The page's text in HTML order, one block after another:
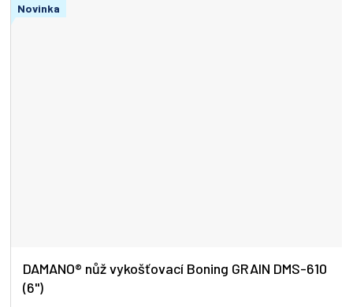
Novinka
DAMANO® nůž vykošťovací Boning GRAIN DMS-610
(6")